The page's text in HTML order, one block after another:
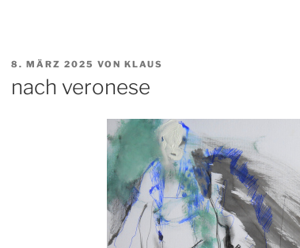
VERÖFFENTLICHT
8. MÄRZ 2025 VON KLAUS
nach veronese